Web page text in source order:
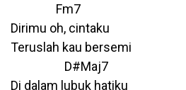
Fm7
Dirimu oh, cintaku
Teruslah kau bersemi
D#Maj7
Di dalam lubuk hatiku